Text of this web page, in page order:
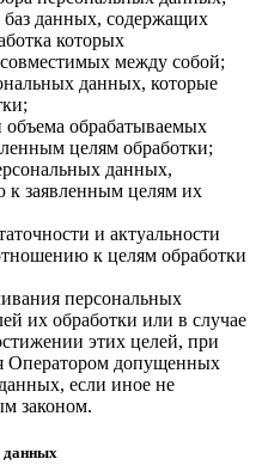
данных, содержащих
которых
между собой;
данных, которые
объема обрабатываемых
целям обработки;
данных,
заявленным целям их
и актуальности
к целям обработки
персональных
их обработки или в случае
этих целей, при
Оператором допущенных
если иное не
законом.
данных